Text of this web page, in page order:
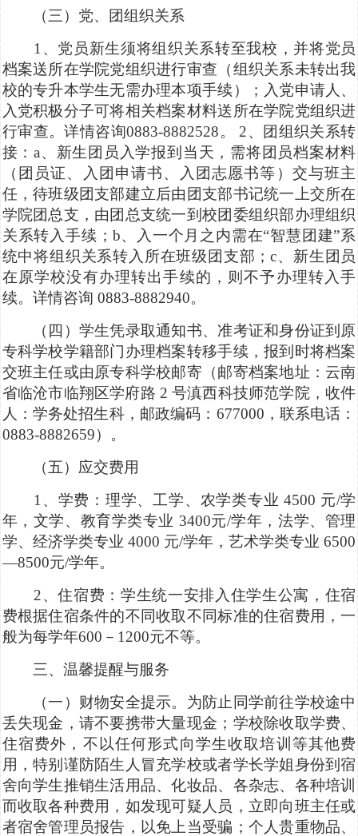
（三）党、团组织关系
1、党员新生须将组织关系转至我校，并将党员
档案送所在学院党组织进行审查（组织关系未转出我
校的专升本学生无需办理本项手续）；入党申请人、
入党积极分子可将相关档案材料送所在学院党组织进
行审查。详情咨询0883-8882528。 2、团组织关系转
接：a、新生团员入学报到当天，需将团员档案材料
（团员证、入团申请书、入团志愿书等）交与班主
任，待班级团支部建立后由团支部书记统一上交所在
学院团总支，由团总支统一到校团委组织部办理组织
关系转入手续；b、入一个月之内需在“智慧团建”系
统中将组织关系转入所在班级团支部；c、新生团员
在原学校没有办理转出手续的，则不予办理转入手
续。详情咨询 0883-8882940。
（四）学生凭录取通知书、准考证和身份证到原
专科学校学籍部门办理档案转移手续，报到时将档案
交班主任或由原专科学校邮寄（邮寄档案地址：云南
省临沧市临翔区学府路 2 号滇西科技师范学院，收件
人：学务处招生科，邮政编码：677000，联系电话：
0883-8882659）。
（五）应交费用
1、学费：理学、工学、农学类专业 4500 元/学
年，文学、教育学类专业 3400元/学年，法学、管理
学、经济学类专业 4000 元/学年，艺术学类专业 6500
—8500元/学年。
2、住宿费：学生统一安排入住学生公寓，住宿
费根据住宿条件的不同收取不同标准的住宿费用，一
般为每学年600－1200元不等。
三、温馨提醒与服务
（一）财物安全提示。为防止同学前往学校途中
丢失现金，请不要携带大量现金；学校除收取学费、
住宿费外，不以任何形式向学生收取培训等其他费
用，特别谨防陌生人冒充学校或者学长学姐身份到宿
舍向学生推销生活用品、化妆品、各杂志、各种培训
而收取各种费用，如发现可疑人员，立即向班主任或
者宿舍管理员报告，以免上当受骗；个人贵重物品、